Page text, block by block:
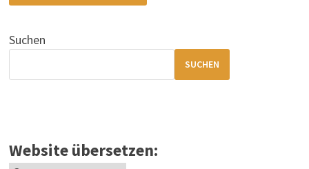
Suchen
SUCHEN
Website übersetzen: